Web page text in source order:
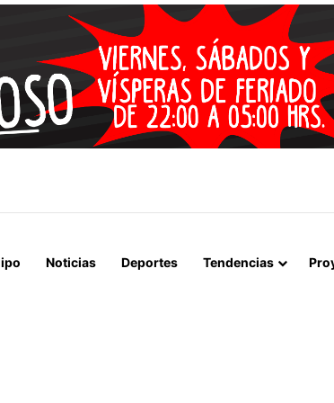
SINO LA VIDA”: LA EMOTIVA ROMERÍA AL CEMENTERIO
Noticias Deportes Tendencias